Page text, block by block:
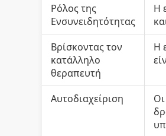
Ρόλος της
Ενσυνειδητότητας
Η
Βρίσκοντας τον
κατάλληλο
θεραπευτή
Η
Αυτοδιαχείριση